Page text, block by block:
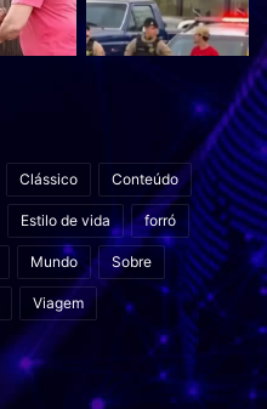
Clássico Conteúdo
Estilo de vida forró
Mundo Sobre
Viagem